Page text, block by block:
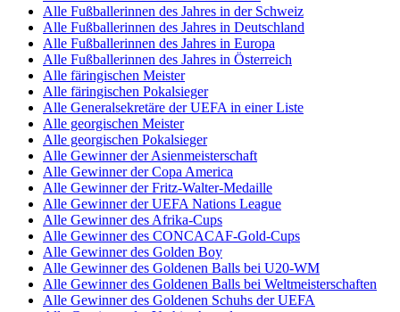
Alle Fußballerinnen des Jahres in der Schweiz
Alle Fußballerinnen des Jahres in Deutschland
Alle Fußballerinnen des Jahres in Europa
Alle Fußballerinnen des Jahres in Österreich
Alle färingischen Meister
Alle färingischen Pokalsieger
Alle Generalsekretäre der UEFA in einer Liste
Alle georgischen Meister
Alle georgischen Pokalsieger
Alle Gewinner der Asienmeisterschaft
Alle Gewinner der Copa America
Alle Gewinner der Fritz-Walter-Medaille
Alle Gewinner der UEFA Nations League
Alle Gewinner des Afrika-Cups
Alle Gewinner des CONCACAF-Gold-Cups
Alle Gewinner des Golden Boy
Alle Gewinner des Goldenen Balls bei U20-WM
Alle Gewinner des Goldenen Balls bei Weltmeisterschaften
Alle Gewinner des Goldenen Schuhs der UEFA